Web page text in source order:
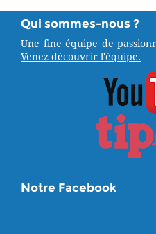
Qui sommes-nous ?
Une fine équipe de
Venez découvrir l'équipe.
Notre Facebook